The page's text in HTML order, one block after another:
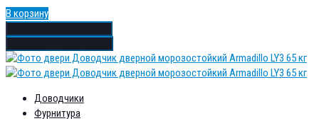
В корзину
Доводчики
Фурнитура